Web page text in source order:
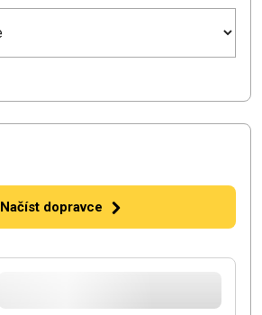
Načíst dopravce